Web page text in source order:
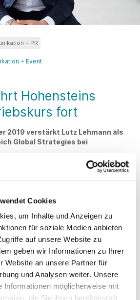
Cookies
um Inhalte und Anzeigen zu
für soziale Medien anbieten
auf unsere Website zu
geben wir Informationen zu Ihrer
Website an unsere Partner für
und Analysen weiter. Unsere
Informationen möglicherweise mit
die Sie ihnen bereitgestellt
+ Event
+ PR
Hohensteins
fort
2019 verstärkt Lutz Lehmann als
Global Strategies bei
sich in seiner neuen Funktion auf die
und die
zu stärken. Er wird die Teams
einem Unternehmen zu
Textilwirtschaft ein hohes
Es gibt viel Potenzial für die
Dies ist eine wunderbare
Markterfahrungen und -
und Hohenstein in
weiter voranzutreiben.“